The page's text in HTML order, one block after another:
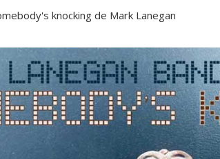
knocking de Mark Lanegan